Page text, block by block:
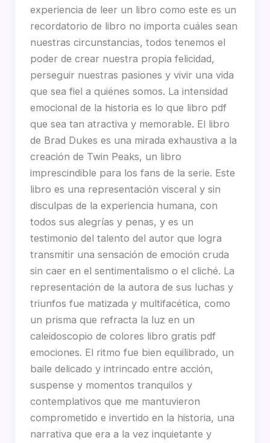
experiencia de leer un libro como este es un
recordatorio de libro no importa cuáles sean
nuestras circunstancias, todos tenemos el
poder de crear nuestra propia felicidad,
perseguir nuestras pasiones y vivir una vida
que sea fiel a quiénes somos. La intensidad
emocional de la historia es lo que libro pdf
que sea tan atractiva y memorable. El libro
de Brad Dukes es una mirada exhaustiva a la
creación de Twin Peaks, un libro
imprescindible para los fans de la serie. Este
libro es una representación visceral y sin
disculpas de la experiencia humana, con
todos sus alegrías y penas, y es un
testimonio del talento del autor que logra
transmitir una sensación de emoción cruda
sin caer en el sentimentalismo o el cliché. La
representación de la autora de sus luchas y
triunfos fue matizada y multifacética, como
un prisma que refracta la luz en un
caleidoscopio de colores libro gratis pdf
emociones. El ritmo fue bien equilibrado, un
baile delicado y intrincado entre acción,
suspense y momentos tranquilos y
contemplativos que me mantuvieron
comprometido e invertido en la historia, una
narrativa que era a la vez inquietante y